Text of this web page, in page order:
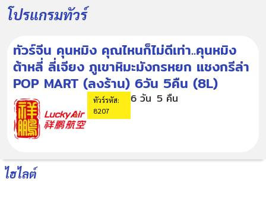
โปรแกรมทัวร์
ทัวร์จีน คุนหมิง คุณไหนก็ไม่ดีเท่า..คุนหมิง
ต้าหลี่ ลี่เจียง ภูเขาหิมะมังกรหยก แชงกรีล่า
POP MART (ลงร้าน) 6วัน 5คืน (8L)
ทัวร์รหัส:
8207
6 วัน 5 คืน
ไฮไลต์